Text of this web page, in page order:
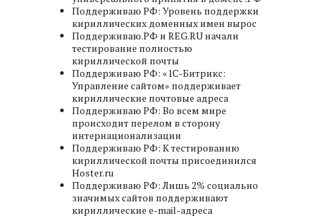
Поддерживаю РФ: Уровень поддержки
кириллических доменных имен вырос
Поддерживаю.РФ и REG.RU начали
тестирование полностью
кириллической почты
Поддерживаю РФ: «1C-Битрикс:
Управление сайтом» поддерживает
кириллические почтовые адреса
Поддерживаю РФ: Во всем мире
происходит перелом в сторону
интернационализации
Поддерживаю РФ: К тестированию
кириллической почты присоединился
Hoster.ru
Поддерживаю РФ: Лишь 2% социально
значимых сайтов поддерживают
кириллические e-mail-адреса